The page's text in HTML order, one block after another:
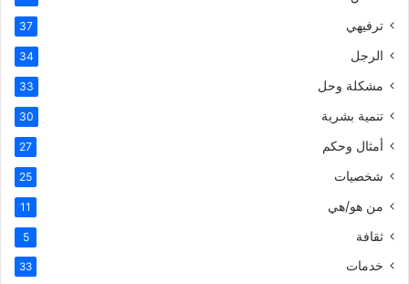
ترفيهي 37
الرجل 34
مشكلة وحل 33
تنمية بشرية 30
أمثال وحكم 27
شخصيات 25
من هو/هي 11
ثقافة 5
خدمات 33